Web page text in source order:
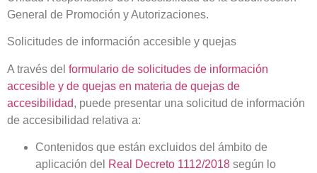
General de Promoción y Autorizaciones.
Solicitudes de información accesible y quejas
A través del formulario de solicitudes de información
accesible y de quejas en materia de quejas de
accesibilidad, puede presentar una solicitud de información
de accesibilidad relativa a:
Contenidos que están excluidos del ámbito de
aplicación del
Real Decreto 1112/2018 según lo